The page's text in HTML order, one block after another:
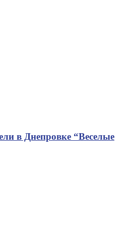
в Днепровке “Веселые